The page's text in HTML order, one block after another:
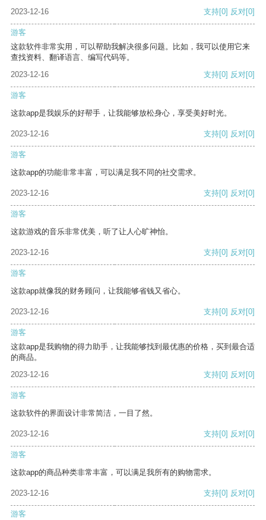
2023-12-16
支持[0] 反对[0]
游客
这款软件非常实用，可以帮助我解决很多问题。比如，我可以使用它来
查找资料、翻译语言、编写代码等。
2023-12-16
支持[0] 反对[0]
游客
这款app是我娱乐的好帮手，让我能够放松身心，享受美好时光。
2023-12-16 支持[0] 反对[0]
游客
这款app的功能非常丰富，可以满足我不同的社交需求。
2023-12-16 支持[0] 反对[0]
游客
这款游戏的音乐非常优美，听了让人心旷神怡。
2023-12-16 支持[0] 反对[0]
游客
这款app就像我的财务顾问，让我能够省钱又省心。
2023-12-16 支持[0] 反对[0]
游客
这款app是我购物的得力助手，让我能够找到最优惠的价格，买到最合适
的商品。
2023-12-16
支持[0] 反对[0]
游客
这款软件的界面设计非常简洁，一目了然。
2023-12-16 支持[0] 反对[0]
游客
这款app的商品种类非常丰富，可以满足我所有的购物需求。
2023-12-16 支持[0] 反对[0]
游客